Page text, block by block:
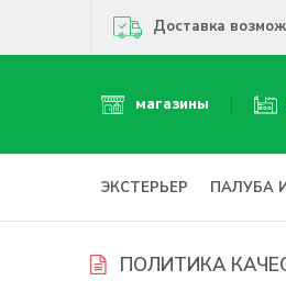
Доставка
магазины
ЭКСТЕРЬЕР ПАЛУБА
ПОЛИТИКА